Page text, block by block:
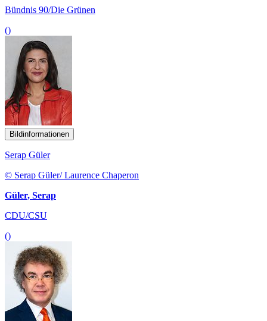
Bündnis 90/Die Grünen
()
Bildinformationen
Serap Güler
© Serap Güler/ Laurence Chaperon
Güler, Serap
CDU/CSU
()